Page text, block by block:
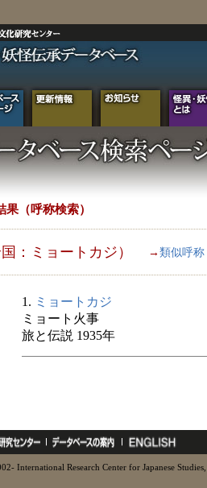
果（呼称検索）
国：ミョートカジ） → 類似呼称
1. ミョートカジ
ミョート火事
旅と伝説 1935年
International Research Center for Japanese